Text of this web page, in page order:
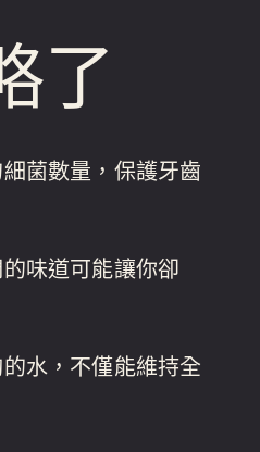
了
菌數量，保護牙齒
味道可能讓你卻
水，不僅能維持全